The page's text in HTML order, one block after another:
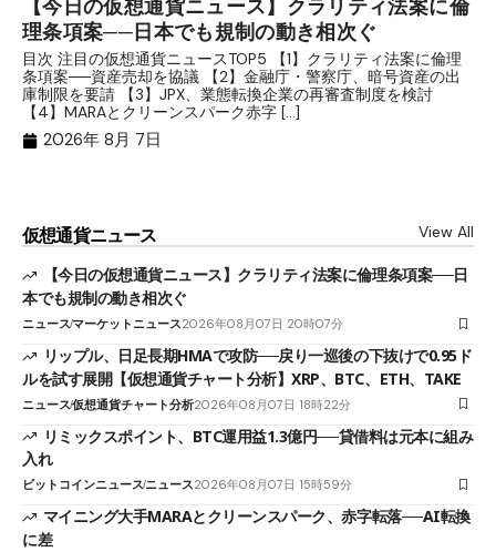
【今日の仮想通貨ニュース】クラリティ法案に倫
理条項案──日本でも規制の動き相次ぐ
目次 注目の仮想通貨ニュースTOP5 【1】クラリティ法案に倫理
条項案──資産売却を協議 【2】金融庁・警察庁、暗号資産の出
庫制限を要請 【3】JPX、業態転換企業の再審査制度を検討
【4】MARAとクリーンスパーク赤字 […]
2026年 8月 7日
仮想通貨ニュース View All
【今日の仮想通貨ニュース】クラリティ法案に倫理条項案──日
本でも規制の動き相次ぐ
ニュースマーケットニュース2026年08月07日 20時07分
リップル、日足長期HMAで攻防──戻り一巡後の下抜けで0.95ド
ルを試す展開【仮想通貨チャート分析】XRP、BTC、ETH、TAKE
ニュース仮想通貨チャート分析2026年08月07日 18時22分
リミックスポイント、BTC運用益1.3億円──貸借料は元本に組み
入れ
ビットコインニュースニュース2026年08月07日 15時59分
マイニング大手MARAとクリーンスパーク、赤字転落──AI転換
に差